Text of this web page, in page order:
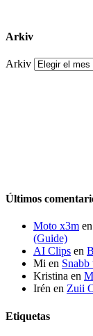
Arkiv
Arkiv
Últimos
Moto x3m en
(Guide)
AI Clips en
Mi en Snabb
Kristina en
Irén en Zuii
Etiquetas